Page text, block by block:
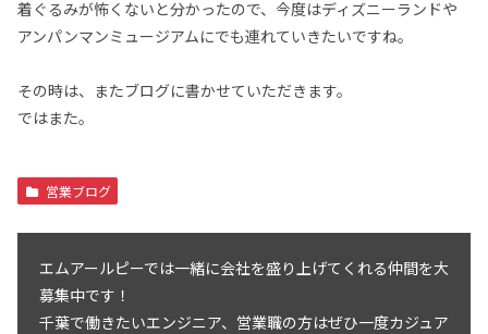
着ぐるみが怖くないと分かったので、今度はディズニーランドや
アンパンマンミュージアムにでも連れていきたいですね。
その時は、またブログに書かせていただきます。
ではまた。
営業ブログ
エムアールピーでは一緒に会社を盛り上げてくれる仲間を大
募集中です！
千葉で働きたいエンジニア、営業職の方はぜひ一度カジュア